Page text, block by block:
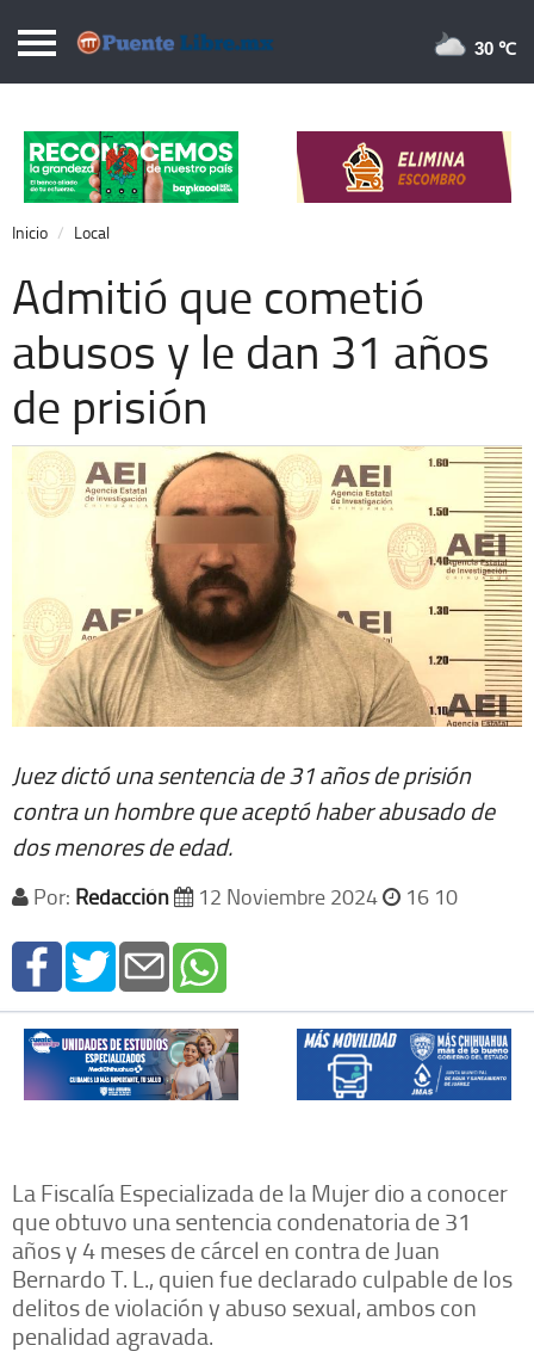
Puentelibre.mx
Local
Nacional
Opinión
Cronos
Economía
Espectáculos
Deportes
Extra +
30 ℃
Inicio Local
Admitió que cometió
abusos y le dan 31 años
de prisión
Juez dictó una sentencia de 31 años de prisión
contra un hombre que aceptó haber abusado de
dos menores de edad.
Por: Redacción 12 Noviembre 2024 16 10
La Fiscalía Especializada de la Mujer dio a conocer
que obtuvo una sentencia condenatoria de 31
años y 4 meses de cárcel en contra de Juan
Bernardo T. L., quien fue declarado culpable de los
delitos de violación y abuso sexual, ambos con
penalidad agravada.